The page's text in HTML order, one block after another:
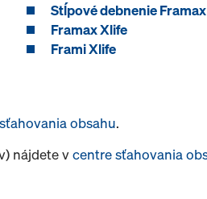
Stĺpové debnenie
Framax Xlife
Frami Xlife
obsahu.
nájdete vcentre sťahovania